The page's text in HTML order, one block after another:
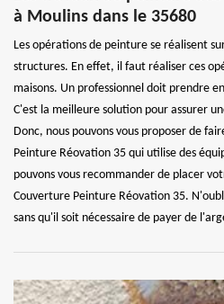
à Moulins dans le 35680
Les opérations de peinture se réalisent
structures. En effet, il faut réaliser ces
maisons. Un professionnel doit prendre
C'est la meilleure solution pour assurer
Donc, nous pouvons vous proposer de
Peinture Réovation 35 qui utilise des
pouvons vous recommander de placer
Couverture Peinture Réovation 35.
sans qu'il soit nécessaire de payer de